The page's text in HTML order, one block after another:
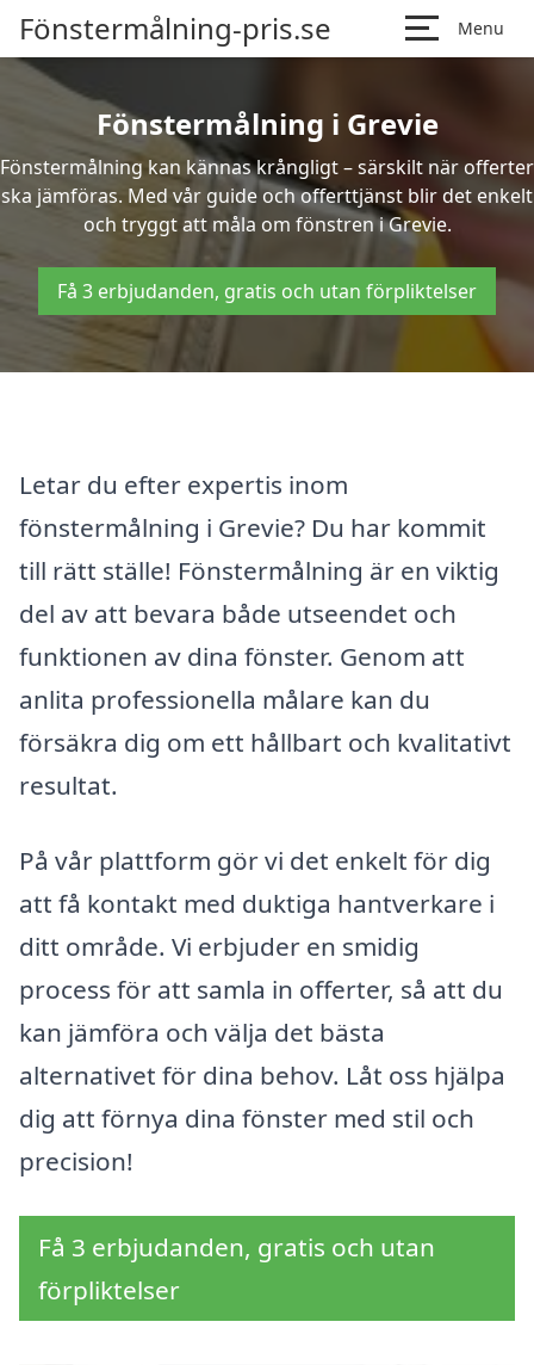
Fönstermålning-pris.se Menu
Fönstermålning i Grevie
Fönstermålning kan kännas krångligt – särskilt när offerter
ska jämföras. Med vår guide och offerttjänst blir det enkelt
och tryggt att måla om fönstren i Grevie.
Få 3 erbjudanden, gratis och utan förpliktelser
Letar du efter expertis inom
fönstermålning i Grevie? Du har kommit
till rätt ställe! Fönstermålning är en viktig
del av att bevara både utseendet och
funktionen av dina fönster. Genom att
anlita professionella målare kan du
försäkra dig om ett hållbart och kvalitativt
resultat.
På vår plattform gör vi det enkelt för dig
att få kontakt med duktiga hantverkare i
ditt område. Vi erbjuder en smidig
process för att samla in offerter, så att du
kan jämföra och välja det bästa
alternativet för dina behov. Låt oss hjälpa
dig att förnya dina fönster med stil och
precision!
Få 3 erbjudanden, gratis och utan
förpliktelser